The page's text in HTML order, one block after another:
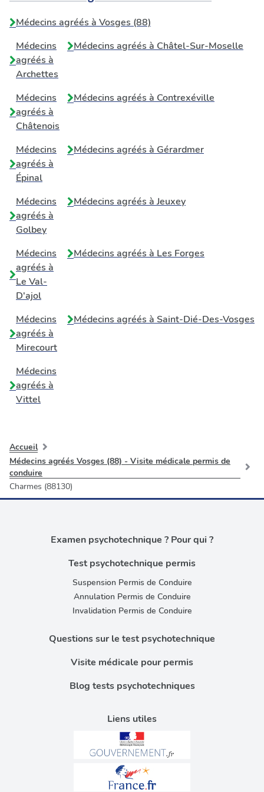
Médecins agréés à Vosges (88)
Médecins
agréés à
Archettes
Médecins agréés à Châtel-Sur-Moselle
Médecins
agréés à
Châtenois
Médecins agréés à Contrexéville
Médecins
agréés à
Épinal
Médecins agréés à Gérardmer
Médecins
agréés à
Golbey
Médecins agréés à Jeuxey
Médecins
agréés à
Le Val-
D'ajol
Médecins agréés à Les Forges
Médecins
agréés à
Mirecourt
Médecins agréés à Saint-Dié-Des-Vosges
Médecins
agréés à
Vittel
Accueil
Médecins agréés Vosges (88) - Visite médicale permis de
conduire
Charmes (88130)
Liens utiles
Examen psychotechnique ? Pour qui ?
Test psychotechnique permis
Suspension Permis de Conduire
Annulation Permis de Conduire
Invalidation Permis de Conduire
Questions sur le test psychotechnique
Visite médicale pour permis
Blog tests psychotechniques